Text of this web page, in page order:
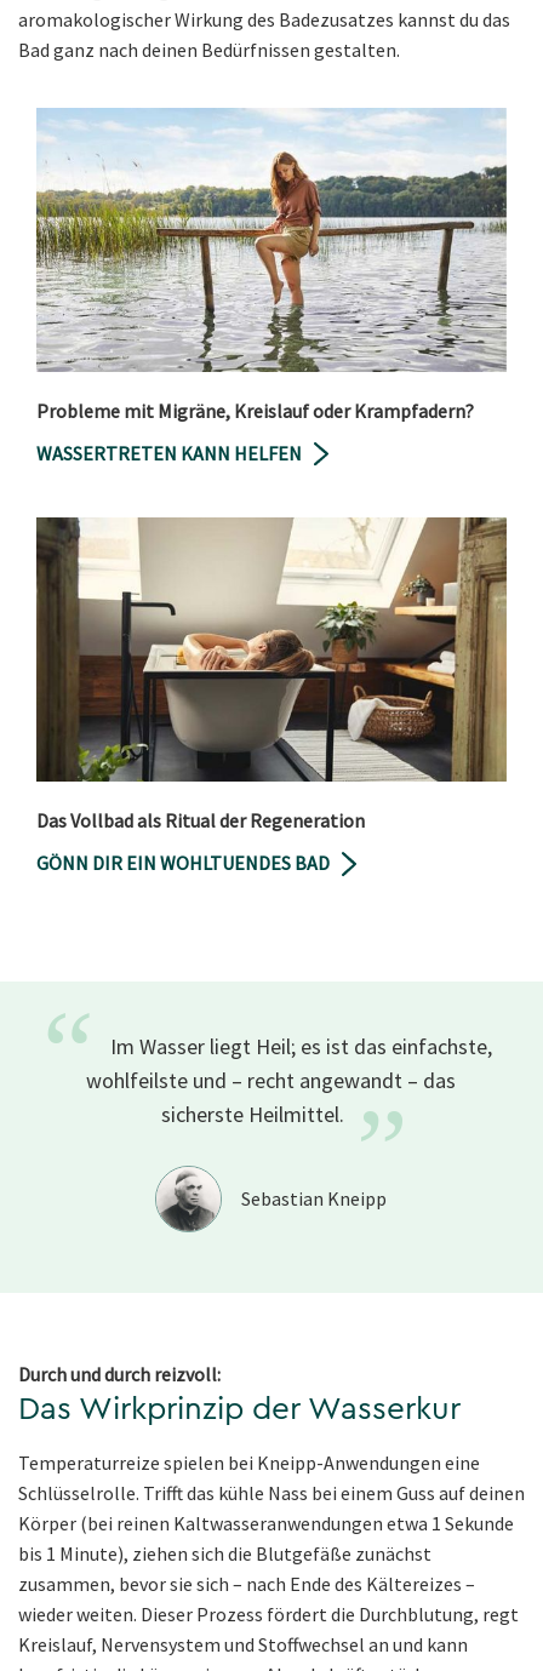
aromakologischer Wirkung des Badezusatzes kannst du das
Bad ganz nach deinen Bedürfnissen gestalten.
Probleme mit Migräne, Kreislauf oder Krampfadern?
WASSERTRETEN KANN HELFEN
Das Vollbad als Ritual der Regeneration
GÖNN DIR EIN WOHLTUENDES BAD
“
Im Wasser liegt Heil; es ist das einfachste,
wohlfeilste und – recht angewandt – das
sicherste Heilmittel. ”
Sebastian Kneipp
Durch und durch reizvoll:
Das Wirkprinzip der Wasserkur
Temperaturreize spielen bei Kneipp-Anwendungen eine
Schlüsselrolle. Trifft das kühle Nass bei einem Guss auf deinen
Körper (bei reinen Kaltwasseranwendungen etwa 1 Sekunde
bis 1 Minute), ziehen sich die Blutgefäße zunächst
zusammen, bevor sie sich – nach Ende des Kältereizes –
wieder weiten. Dieser Prozess fördert die Durchblutung, regt
Kreislauf, Nervensystem und Stoffwechsel an und kann